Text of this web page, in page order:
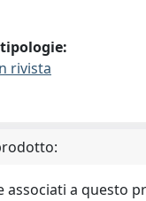
rivista
associati a questo